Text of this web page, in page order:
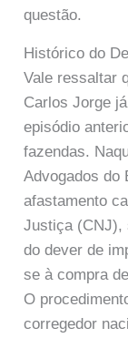
questão.
Histórico do
Vale ressaltar
Carlos Jorge
episódio
fazendas.
Advogados do
afastamento
Justiça (CNJ),
do dever de
se à compra
O
corregedor